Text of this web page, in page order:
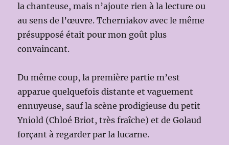
la chanteuse, mais n’ajoute rien à la lecture ou
au sens de l’œuvre. Tcherniakov avec le même
présupposé était pour mon goût plus
convaincant.
Du même coup, la première partie m’est
apparue quelquefois distante et vaguement
ennuyeuse, sauf la scène prodigieuse du petit
Yniold (Chloé Briot, très fraîche) et de Golaud
forçant à regarder par la lucarne.